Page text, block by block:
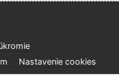
Nastavenie cookies